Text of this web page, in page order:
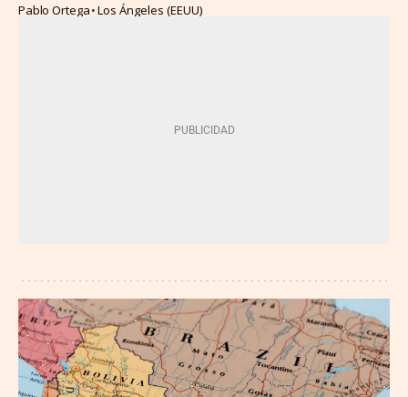
Pablo Ortega Los Ángeles (EEUU)